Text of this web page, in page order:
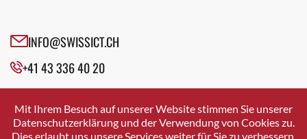
Crissier
Davos Platz
Dierikon
Dietikon
INFO@SWISSICT.CH
+41 43 336 40 20
SWISSICT
VULKANSTRASSE 120
8048 ZURICH
Mit Ihrem Besuch auf unserer Website stimmen Sie unserer
Datenschutzerklärung und der Verwendung von Cookies zu.
Dies erlaubt uns unsere Services weiter für Sie zu verbessern.